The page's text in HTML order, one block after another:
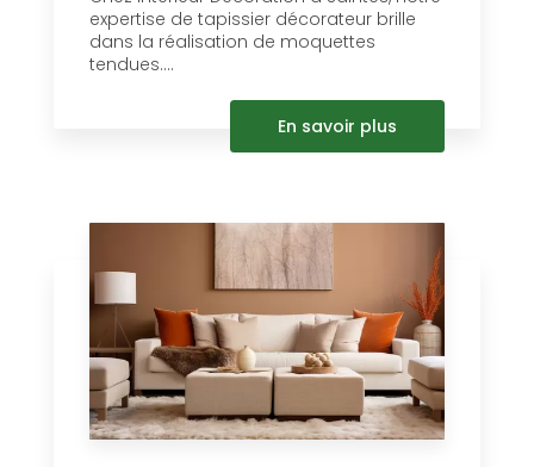
expertise de tapissier décorateur brille
dans la réalisation de moquettes
tendues....
En savoir plus